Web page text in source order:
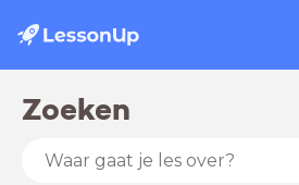
Zoeken